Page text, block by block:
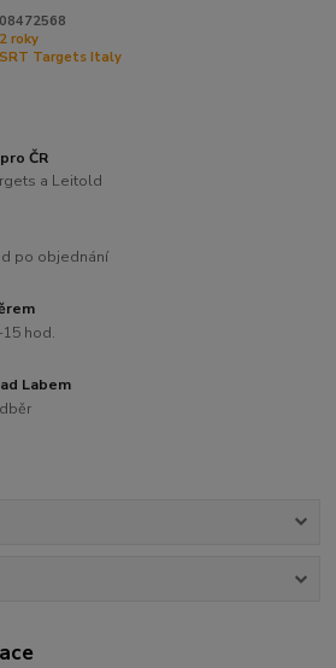
08472568
2 roky
SRT Targets Italy
ČR
a Leitold
po objednání
hod.
Labem